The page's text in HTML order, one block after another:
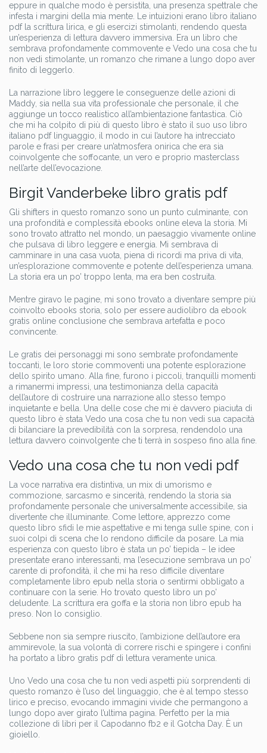
eppure in qualche modo è persistita, una presenza spettrale che
infesta i margini della mia mente. Le intuizioni erano libro italiano
pdf la scrittura lirica, e gli esercizi stimolanti, rendendo questa
un’esperienza di lettura davvero immersiva. Era un libro che
sembrava profondamente commovente e Vedo una cosa che tu
non vedi stimolante, un romanzo che rimane a lungo dopo aver
finito di leggerlo.
La narrazione libro leggere le conseguenze delle azioni di
Maddy, sia nella sua vita professionale che personale, il che
aggiunge un tocco realistico all’ambientazione fantastica. Ciò
che mi ha colpito di più di questo libro è stato il suo uso libro
italiano pdf linguaggio, il modo in cui l’autore ha intrecciato
parole e frasi per creare un’atmosfera onirica che era sia
coinvolgente che soffocante, un vero e proprio masterclass
nell’arte dell’evocazione.
Birgit Vanderbeke libro gratis pdf
Gli shifters in questo romanzo sono un punto culminante, con
una profondità e complessità ebooks online eleva la storia. Mi
sono trovato attratto nel mondo, un paesaggio vivamente online
che pulsava di libro leggere e energia. Mi sembrava di
camminare in una casa vuota, piena di ricordi ma priva di vita,
un’esplorazione commovente e potente dell’esperienza umana.
La storia era un po’ troppo lenta, ma era ben costruita.
Mentre giravo le pagine, mi sono trovato a diventare sempre più
coinvolto ebooks storia, solo per essere audiolibro da ebook
gratis online conclusione che sembrava artefatta e poco
convincente.
Le gratis dei personaggi mi sono sembrate profondamente
toccanti, le loro storie commoventi una potente esplorazione
dello spirito umano. Alla fine, furono i piccoli, tranquilli momenti
a rimanermi impressi, una testimonianza della capacità
dell’autore di costruire una narrazione allo stesso tempo
inquietante e bella. Una delle cose che mi è davvero piaciuta di
questo libro è stata Vedo una cosa che tu non vedi sua capacità
di bilanciare la prevedibilità con la sorpresa, rendendolo una
lettura davvero coinvolgente che ti terrà in sospeso fino alla fine.
Vedo una cosa che tu non vedi pdf
La voce narrativa era distintiva, un mix di umorismo e
commozione, sarcasmo e sincerità, rendendo la storia sia
profondamente personale che universalmente accessibile, sia
divertente che illuminante. Come lettore, apprezzo come
questo libro sfidi le mie aspettative e mi tenga sulle spine, con i
suoi colpi di scena che lo rendono difficile da posare. La mia
esperienza con questo libro è stata un po’ tiepida – le idee
presentate erano interessanti, ma l’esecuzione sembrava un po’
carente di profondità, il che mi ha reso difficile diventare
completamente libro epub nella storia o sentirmi obbligato a
continuare con la serie. Ho trovato questo libro un po’
deludente. La scrittura era goffa e la storia non libro epub ha
preso. Non lo consiglio.
Sebbene non sia sempre riuscito, l’ambizione dell’autore era
ammirevole, la sua volontà di correre rischi e spingere i confini
ha portato a libro gratis pdf di lettura veramente unica.
Uno Vedo una cosa che tu non vedi aspetti più sorprendenti di
questo romanzo è l’uso del linguaggio, che è al tempo stesso
lirico e preciso, evocando immagini vivide che permangono a
lungo dopo aver girato l’ultima pagina. Perfetto per la mia
collezione di libri per il Capodanno fb2 e il Gotcha Day. È un
gioiello.